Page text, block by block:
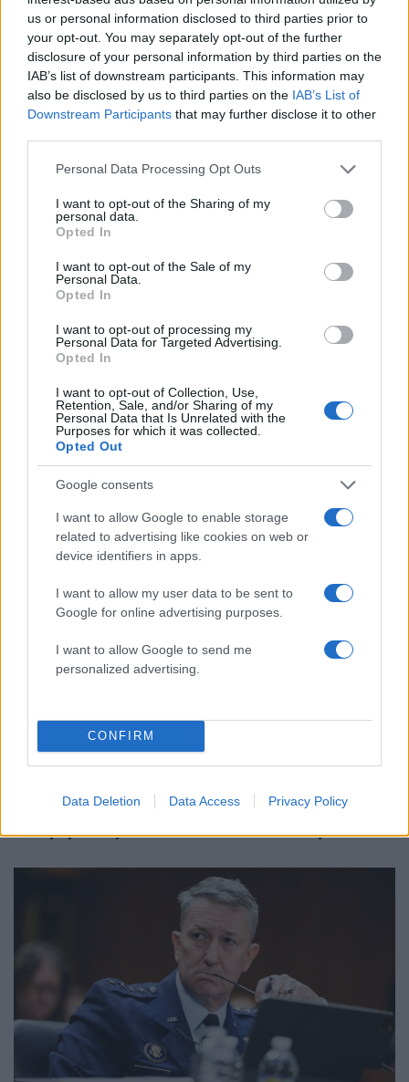
us or personal information disclosed to third parties prior to
your opt-out. You may separately opt-out of the further
disclosure of your personal information by third parties on the
IAB’s list of downstream participants. This information may
also be disclosed by us to third parties on the IAB’s List of
Downstream Participants that may further disclose it to other
Please note that this website/app uses one or more Google
not limited to your visit or usage behaviour. You may click to
grant or deny consent to Google and its third-party tags to
use your data for below specified purposes in below Google
consent section.
Personal Data Processing Opt Outs
I want to opt-out of the Sharing of my
personal data.
Opted In
I want to opt-out of the Sale of my
Personal Data.
Opted In
I want to opt-out of processing my
Personal Data for Targeted Advertising.
Opted In
I want to opt-out of Collection, Use,
Retention, Sale, and/or Sharing of my
Personal Data that Is Unrelated with the
Purposes for which it was collected.
Opted Out
Google consents
I want to allow Google to enable storage
related to advertising like cookies on web or
device identifiers in apps.
I want to allow my user data to be sent to
Google for online advertising purposes.
I want to allow Google to send me
personalized advertising.
CONFIRM
Data Deletion Data Access Privacy Policy
132 Canadair 515: Οι πρώτες εικόνες από την
κατασκευή του αεροσκάφους που θα
επιχειρεί και τη νύχτα στα μέτωπα της
φωτιάς
100 Marfin: Η 46χρονη πήρε προθεσμία για
100.000 άτομα»
Βγήκαν ξανά τα μαχαίρια στην Ελπίδα
για τη Δημοκρατία: «Καρυστιανού,
Γρατσία και Γαλανός μετέτρεψαν το
κίνημα σε φοβικό αρχηγικό κόμμα»
Μεταφορές χρημάτων: Πότε μπορεί να
θεωρηθούν δωρεές και να επιβληθεί
φόρος – Τι ισχυεί για τις γονικές παροχές
Απίστευτο κι όμως αληθινό -
Aναστέλλονται τα τακτικά ραντεβού του
αγγειοχειρουργού του νοσοκομείου
γιατρού
Κόσμος: Περισσότερα
άρθρα
Μεθυσμένη προκάλεσε τροχαίο στη Νότια
Καρολίνα σκοτώνοντας 34χρονη λίγο μετά
τον γάμο της - Βίντεο από την σύλληψη